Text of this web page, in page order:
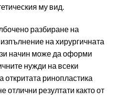
му вид.
разбиране на
на хирургичната
начин може да оформи
нужди на всеки
откритата ринопластика
отлични резултати както от